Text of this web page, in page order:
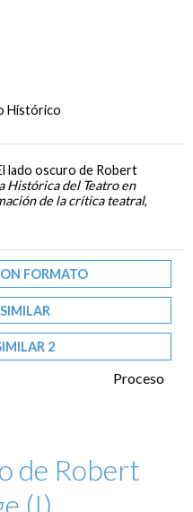
Histórico
lado oscuro de Robert
Histórica del Teatro en
de la crítica teatral,
FORMATO
2
Proceso
de Robert
(I)